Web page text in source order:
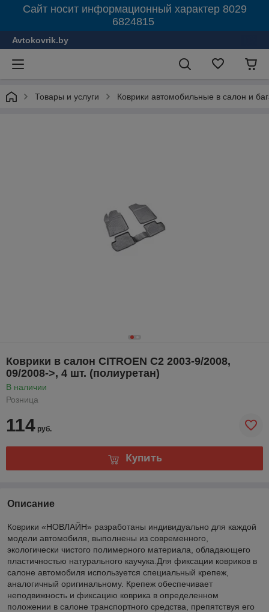
Сайт носит информационный характер 8029
6824815
Avtokovrik.by
Товары и услуги Коврики автомобильные в салон и
Коврики в салон CITROEN C2 2003-9/2008,
09/2008->, 4 шт. (полиуретан)
В наличии
Розница
114 руб.
Купить
Описание
Коврики «НОВЛАЙН» разработаны индивидуально для каждой
модели автомобиля, выполнены из современного,
экологически чистого полимерного материала, обладающего
пластичностью натурального каучука.Для фиксации ковриков в
салоне автомобиля используется специальный крепеж,
аналогичный оригинальному. Крепеж обеспечивает
неподвижность и фиксацию коврика в определенном
положении в салоне транспортного средства, препятствуя его